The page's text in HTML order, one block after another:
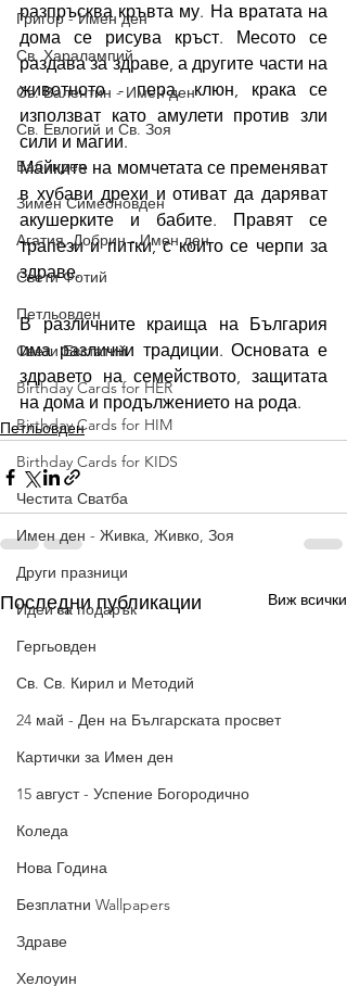
Григор - Имен ден
Св. Харалампий
Св. Валентин - Имен ден
Св. Евлогий и Св. Зоя
Бабинден
Зимен Симеоновден
Агатия, Добрин - Имен ден
Свети Фотий
Петльовден
Свети Евстатий
Birthday Cards for HER
Birthday Cards for HIM
Birthday Cards for KIDS
Честита Сватба
Имен ден - Живка, Живко, Зоя
Други празници
Идеи за подарък
Гергьовден
Св. Св. Кирил и Методий
24 май - Ден на Българската просвет
Картички за Имен ден
15 август - Успение Богородично
Коледа
Нова Година
Безплатни Wallpapers
Здраве
Хелоуин
разпръсква кръвта му. На вратата на
дома се рисува кръст. Месото се
раздава за здраве, а другите части на
животното - пера, клюн, крака се
използват като амулети против зли
сили и магии.
Майките на момчетата се пременяват
в хубави дрехи и отиват да даряват
акушерките и бабите. Правят се
трапези и питки, с които се черпи за
здраве.
В различните краища на България
има различни традиции. Основата е
здравето на семейството, защитата
на дома и продължението на рода.
Петльовден
Последни публикации Виж всички